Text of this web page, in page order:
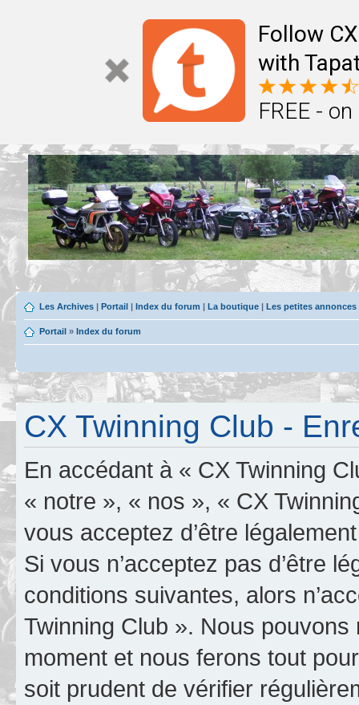
Follow
with
FREE -
Les Archives | Portail | Index du forum | La boutique | Les petites
Portail » Index du forum
CX Twinning Club -
En accédant à « CX Twinning
« notre », « nos », « CX
vous acceptez d’être
Si vous n’acceptez pas d’être
conditions suivantes, alors
Twinning Club ». Nous pouvons
moment et nous ferons tout
soit prudent de vérifier